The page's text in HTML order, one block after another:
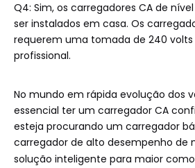
Q4: Sim, os carregadores CA de
ser instalados em casa. Os
requerem uma tomada de 240
profissional.
No mundo em rápida evolução dos
essencial ter um carregador CA
esteja procurando um carregador
carregador de alto desempenho de
solução inteligente para maior